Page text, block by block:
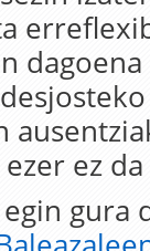
ez
gura